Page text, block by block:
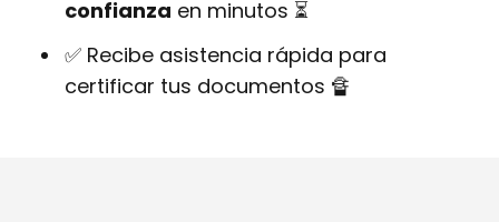
confianza en minutos ⏳
✅ Recibe asistencia rápida para
certificar tus documentos 🔏